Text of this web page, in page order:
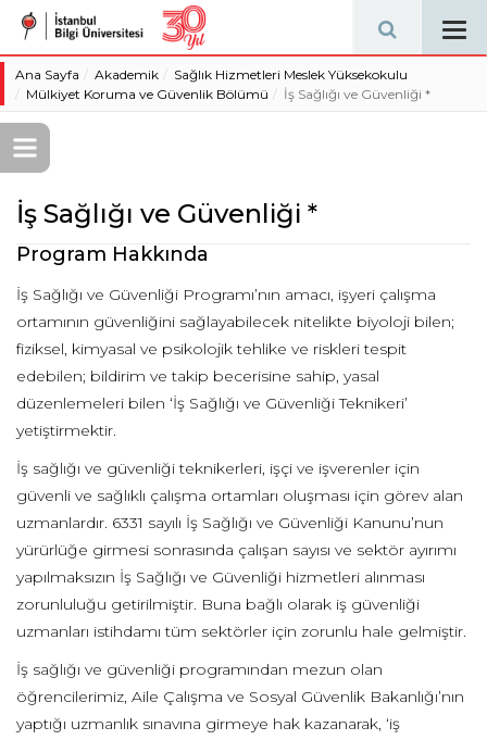
Ana Sayfa Akademik
Sağlık Hizmetleri Meslek Yüksekokulu
Mülkiyet Koruma ve Güvenlik Bölümü
İş Sağlığı ve Güvenliği *
İş Sağlığı ve Güvenliği *
Program Hakkında
İş Sağlığı ve Güvenliği Programı’nın amacı, işyeri çalışma
ortamının güvenliğini sağlayabilecek nitelikte biyoloji bilen;
fiziksel, kimyasal ve psikolojik tehlike ve riskleri tespit
edebilen; bildirim ve takip becerisine sahip, yasal
düzenlemeleri bilen ‘İş Sağlığı ve Güvenliği Teknikeri’
yetiştirmektir.
İş sağlığı ve güvenliği teknikerleri, işçi ve işverenler için
güvenli ve sağlıklı çalışma ortamları oluşması için görev alan
uzmanlardır. 6331 sayılı İş Sağlığı ve Güvenliği Kanunu’nun
yürürlüğe girmesi sonrasında çalışan sayısı ve sektör ayırımı
yapılmaksızın İş Sağlığı ve Güvenliği hizmetleri alınması
zorunluluğu getirilmiştir. Buna bağlı olarak iş güvenliği
uzmanları istihdamı tüm sektörler için zorunlu hale gelmiştir.
İş sağlığı ve güvenliği programından mezun olan
öğrencilerimiz, Aile Çalışma ve Sosyal Güvenlik Bakanlığı’nın
yaptığı uzmanlık sınavına girmeye hak kazanarak, ‘iş